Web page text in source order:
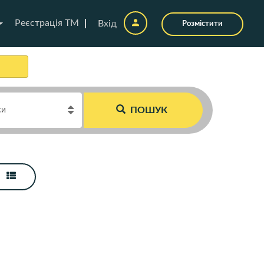
Вхід Розмістити
Реєстрація ТМ
ПОШУК